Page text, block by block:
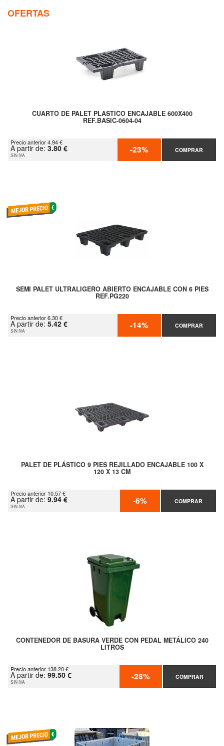
OFERTAS
CUARTO DE PALET PLASTICO ENCAJABLE 600X400
REF.BASIC-0604-04
Precio anterior 4.94 €
A partir de: 3.80 €
SIN IVA -23% COMPRAR
SEMI PALET ULTRALIGERO ABIERTO ENCAJABLE CON 6 PIES
REF.PG220
Precio anterior 6.30 €
A partir de: 5.42 €
SIN IVA -14% COMPRAR
PALET DE PLÁSTICO 9 PIES REJILLADO ENCAJABLE 100 X
120 X 13 CM
Precio anterior 10.57 €
A partir de: 9.94 €
SIN IVA -6% COMPRAR
CONTENEDOR DE BASURA VERDE CON PEDAL METÁLICO 240
LITROS
Precio anterior 138.20 €
A partir de: 99.50 €
SIN IVA -28% COMPRAR